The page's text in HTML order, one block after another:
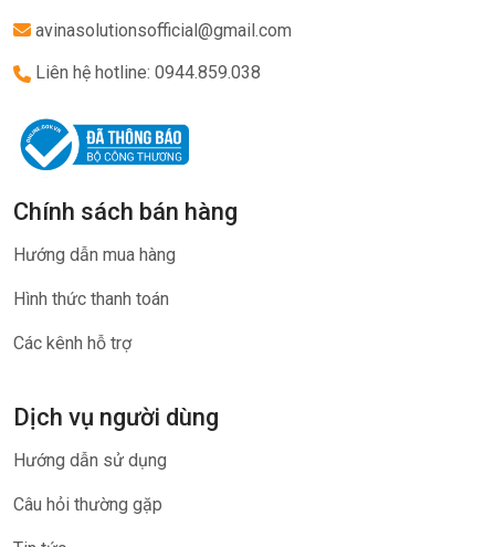
avinasolutionsofficial@gmail.com
Liên hệ hotline: 0944.859.038
Chính sách bán hàng
Hướng dẫn mua hàng
Hình thức thanh toán
Các kênh hỗ trợ
Dịch vụ người dùng
Hướng dẫn sử dụng
Câu hỏi thường gặp